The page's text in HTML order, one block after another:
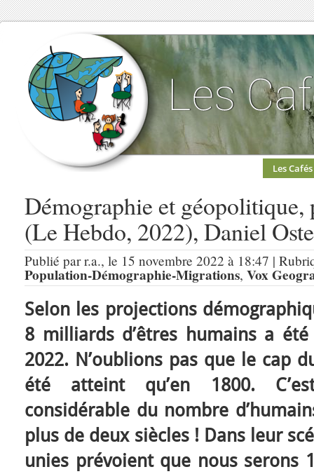
Les Cafés
Démographie et
(Le Hebdo, 2022), Daniel
Publié par r.a., le 15 novembre 2022 à 18:47 |
Population-Démographie-Migrations, Vox
Selon les projections
8 milliards d’êtres humains a
2022. N’oublions pas que le cap
été atteint qu’en 1800.
considérable du nombre
plus de deux siècles ! Dans leur
unies prévoient que nous serons